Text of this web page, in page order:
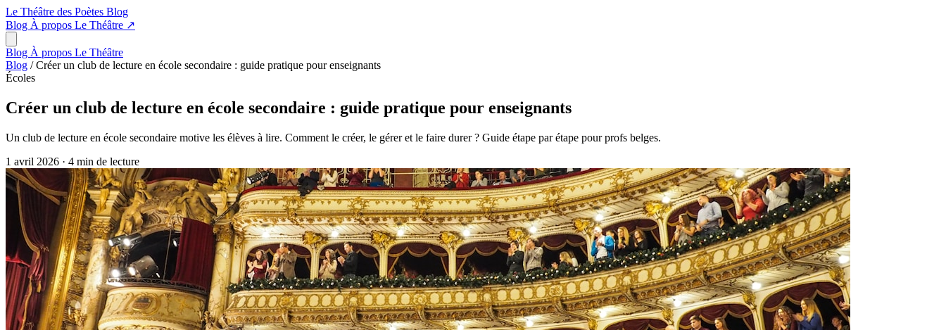
Le Théâtre des Poètes Blog
Blog À propos Le Théâtre ↗
Blog À propos Le Théâtre
Blog / Créer un club de lecture en école secondaire : guide pratique pour enseignants
Écoles
Créer un club de lecture en école secondaire : guide pratique pour enseignants
Un club de lecture en école secondaire motive les élèves à lire. Comment le créer, le gérer et le faire durer ? Guide étape par étape pour profs belges.
1 avril 2026 · 4 min de lecture